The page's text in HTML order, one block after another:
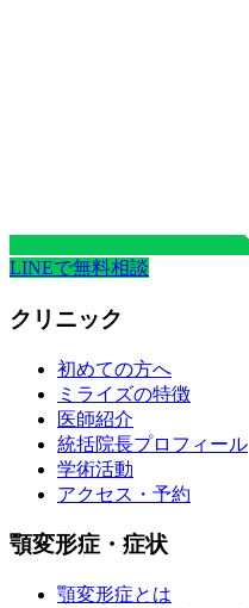
LINEで無料相談
クリニック
初めての方へ
ミライズの特徴
医師紹介
統括院長プロフィール
学術活動
アクセス・予約
顎変形症・症状
顎変形症とは